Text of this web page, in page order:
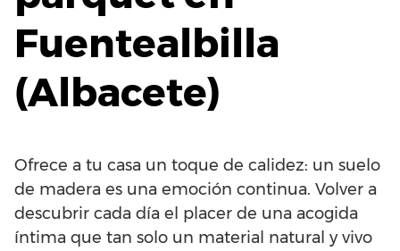
Fuentealbilla
(Albacete)
Ofrece a tu casa un toque de calidez: un suelo
de madera es una emoción continua. Volver a
descubrir cada día el placer de una acogida
íntima que tan solo un material natural y vivo